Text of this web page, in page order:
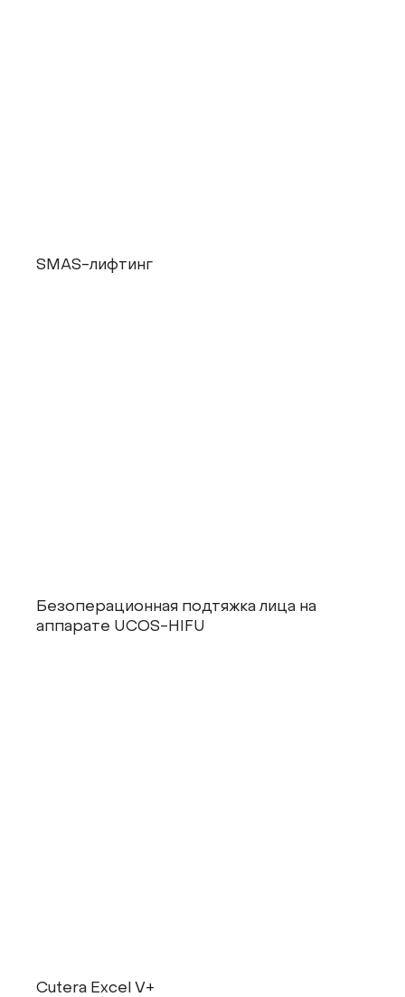
SMAS-лифтинг
Безоперационная подтяжка лица на
аппарате UCOS-HIFU
Cutera Excel V+